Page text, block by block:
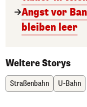
Angst vor
bleiben leer
Weitere Storys
Straßenbahn U-Bahn